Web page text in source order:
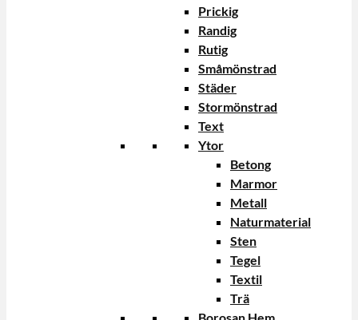
Prickig
Randig
Rutig
Småmönstrad
Städer
Stormönstrad
Text
Ytor
Betong
Marmor
Metall
Naturmaterial
Sten
Tegel
Textil
Trä